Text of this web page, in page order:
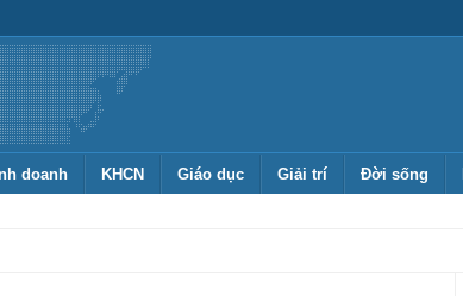
doanh KHCN Giáo dục Giải trí Đời sống